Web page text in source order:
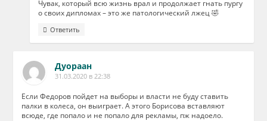
Чувак, который всю жизнь врал и продолжает гнать пургу
о своих дипломах – это же патологический лжец 🤣
Ответить
Дуораан
31.03.2020 в 22:38
Если Федоров пойдет на выборы и власти не буду ставить
палки в колеса, он выиграет. А этого Борисова вставляют
всюде, где попало и не попало для рекламы, пж надоело.